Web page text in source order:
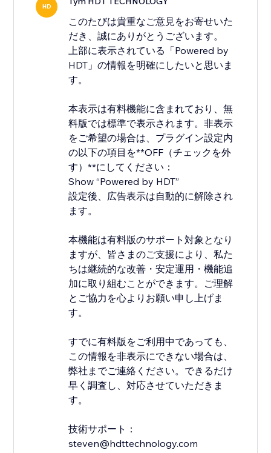
HD
このたびは貴重なご意見をお寄せいた
だき、誠にありがとうございます。
上部に表示されている「Powered by
HDT」の情報を明確にしたいと思いま
す。
本表示は有料機能に含まれており、無
料版では標準で表示されます。非表示
をご希望の場合は、プラグイン設定内
の以下の項目を**OFF（チェックを外
す）**にしてください：
Show “Powered by HDT”
設定後、広告表示は自動的に解除され
ます。
本機能は有料版のサポート対象となり
ますが、皆さまのご支援により、私た
ちは継続的な改善・安定運用・機能追
加に取り組むことができます。ご理解
とご協力を心よりお願い申し上げま
す。
すでに有料版をご利用中であっても、
この情報を非表示にできない場合は、
弊社までご連絡ください。できるだけ
早く調査し、対応させていただきま
す。
技術サポート：
steven@hdttechnology.com